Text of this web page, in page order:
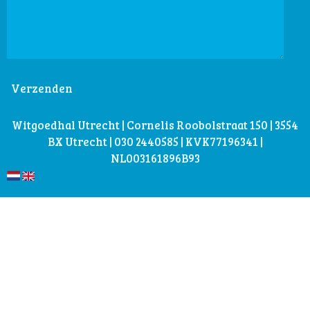
Verzenden
Witgoedhal Utrecht | Cornelis Roobolstraat 150 | 3554
BX Utrecht | 030 2440585 | KVK77196341 |
NL003161896B93